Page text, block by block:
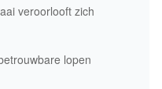
veroorlooft zich
lopen